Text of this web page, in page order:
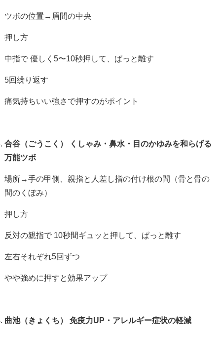
ツボの位置→眉間の中央
押し方
中指で 優しく 5〜10秒押して、ぱっと離す
5回繰り返す
痛気持ちいい強さで押すのがポイント
合谷（ごうこく）
くしゃみ・鼻水・目のかゆみを和らげる
万能ツボ
場所→手の甲側、親指と人差し指の付け根の間（骨と骨の
間のくぼみ）
押し方
反対の親指で10秒間ギュッと押して、ぱっと離す
左右それぞれ5回ずつ
やや強めに押すと効果アップ
曲池（きょくち） 免疫力UP・アレルギー症状の軽減